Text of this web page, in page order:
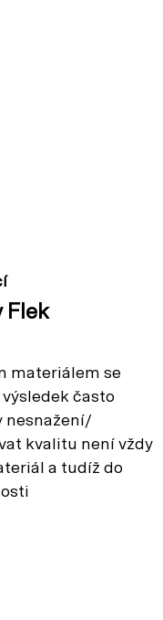
Flek
materiálem se
často
nesnažení/
kvalitu není vždy
a tudíž do